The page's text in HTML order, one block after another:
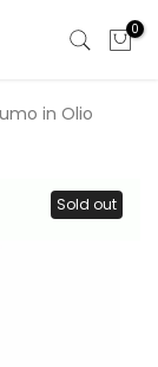
0
in Olio
Sold out